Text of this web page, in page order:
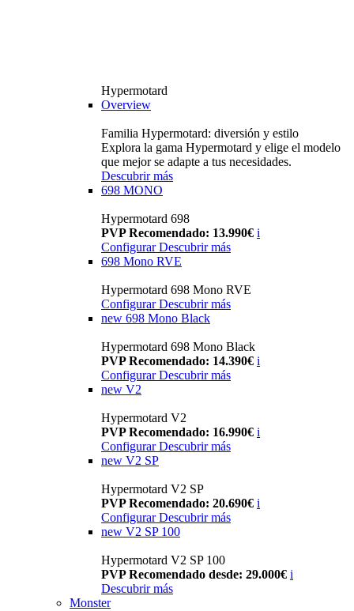
Hypermotard
Overview
Familia Hypermotard: diversión y estilo
Explora la gama Hypermotard y elige el modelo
que mejor se adapte a tus necesidades.
Descubrir más
698 MONO
Hypermotard 698
PVP Recomendado: 13.990€ i
ConfigurarDescubrir más
698 Mono RVE
Hypermotard 698 Mono RVE
Configurar Descubrir más
new 698 Mono Black
Hypermotard 698 Mono Black
PVP Recomendado: 14.390€ i
Configurar Descubrir más
new V2
Hypermotard V2
PVP Recomendado: 16.990€ i
Configurar Descubrir más
new V2 SP
Hypermotard V2 SP
PVP Recomendado: 20.690€ i
Configurar Descubrir más
new V2 SP 100
Hypermotard V2 SP 100
PVP Recomendado desde: 29.000€ i
Descubrir más
Monster